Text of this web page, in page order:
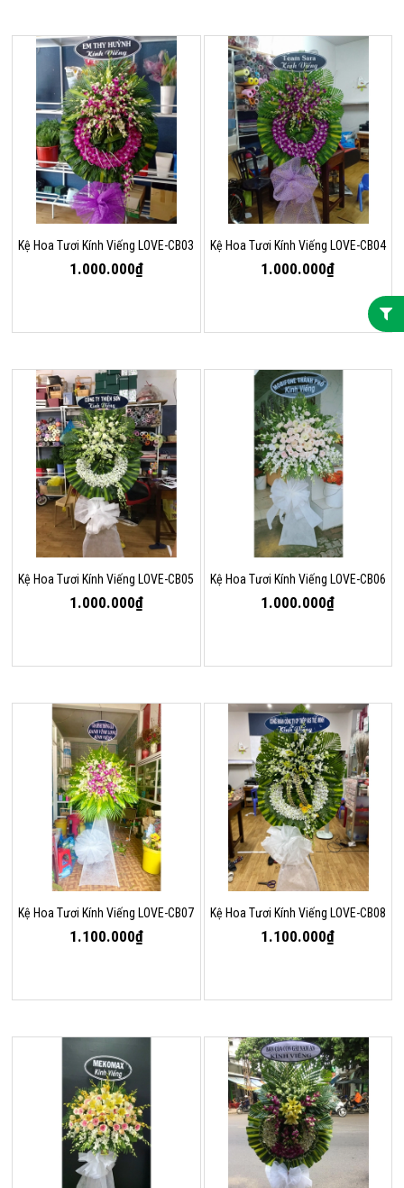
Kệ Hoa Tươi Kính Viếng LOVE-CB03
1.000.000₫
Kệ Hoa Tươi Kính Viếng LOVE-CB04
1.000.000₫
Kệ Hoa Tươi Kính Viếng LOVE-CB05
1.000.000₫
Kệ Hoa Tươi Kính Viếng LOVE-CB06
1.000.000₫
Kệ Hoa Tươi Kính Viếng LOVE-CB07
1.100.000₫
Kệ Hoa Tươi Kính Viếng LOVE-CB08
1.100.000₫